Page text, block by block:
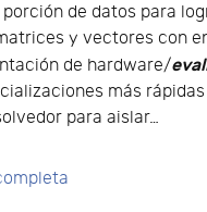
porción de datos para
y vectores con
de hardware/
más
para aislar…